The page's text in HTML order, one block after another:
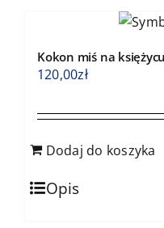
Kokon miś na
120,00zł
Dodaj do koszyka
Opis